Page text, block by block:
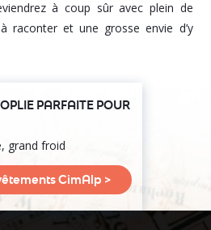
à coup sûr avec plein de
raconter et une grosse envie d’y
PARFAITE POUR
grand froid
CimAlp >